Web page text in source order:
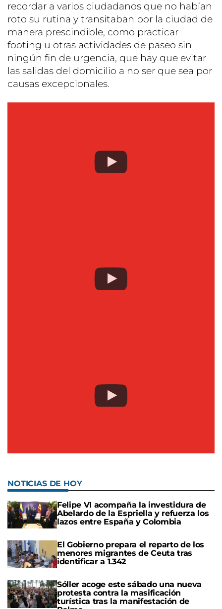
recordar a varios ciudadanos que no habían
roto su rutina y transitaban por la ciudad de
manera prescindible, como practicar
footing u otras actividades de paseo sin
ningún fin de urgencia, que hay que evitar
las salidas del domicilio a no ser que sea por
causas excepcionales.
NOTICIAS DE HOY
Felipe VI acompaña la investidura de
Abelardo de la Espriella y refuerza los
lazos entre España y Colombia
El Gobierno prepara el reparto de los
menores migrantes de Ceuta tras
identificar a 1.342
Sóller acoge este sábado una nueva
protesta contra la masificación
turística tras la manifestación de